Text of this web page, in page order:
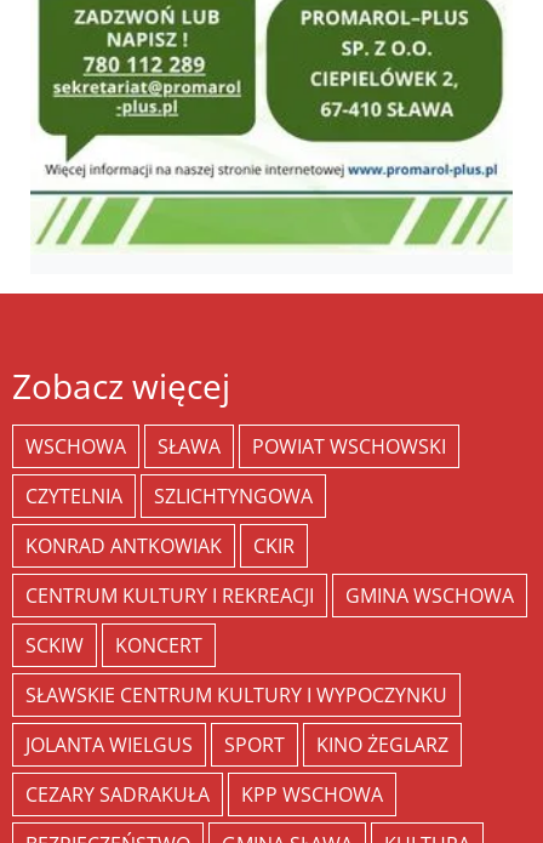
Zobacz więcej
WSCHOWA SŁAWA
POWIAT WSCHOWSKI
CZYTELNIA
SZLICHTYNGOWA
KONRAD ANTKOWIAK
CKIR
CENTRUM KULTURY I REKREACJI
GMINA WSCHOWA
SCKIW
KONCERT
SŁAWSKIE CENTRUM KULTURY I WYPOCZYNKU
JOLANTA WIELGUS
SPORT
KINO ŻEGLARZ
CEZARY SADRAKUŁA
KPP WSCHOWA